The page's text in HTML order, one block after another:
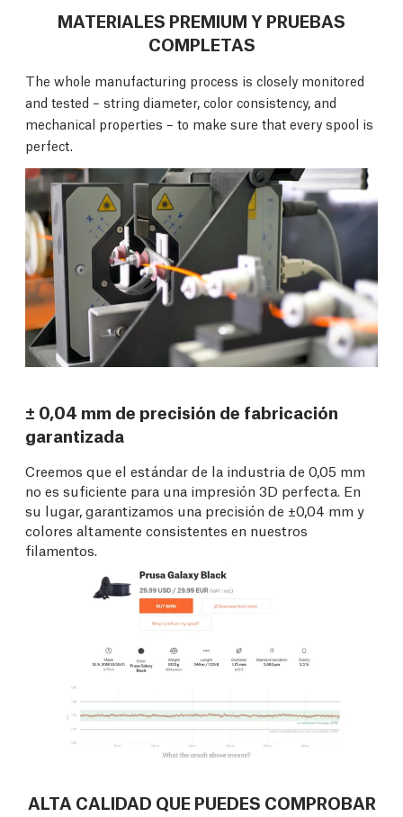
MATERIALES PREMIUM Y PRUEBAS
COMPLETAS
The whole manufacturing process is closely monitored
and tested – string diameter, color consistency, and
mechanical properties – to make sure that every spool is
perfect.
± 0,04 mm de precisión de fabricación
garantizada
Creemos que el estándar de la industria de 0,05 mm
no es suficiente para una impresión 3D perfecta. En
su lugar, garantizamos una precisión de ±0,04 mm y
colores altamente consistentes en nuestros
filamentos.
ALTA CALIDAD QUE PUEDES COMPROBAR